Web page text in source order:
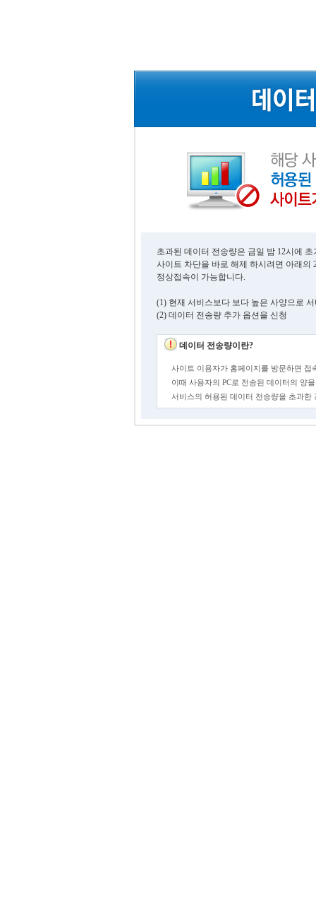
초과된 데이터 전송량은 금일 밤 12시에
사이트 차단을 바로 해제 하시려면 아래의
정상접속이 가능합니다.
(1) 현재 서비스보다 보다 높은 사양으로
(2) 데이터 전송량 추가 옵션을 신청
데이터 전송량이란?
사이트 이용자가 홈페이지를 방문하면 접
이때 사용자의 PC로 전송된 데이터의 양
서비스의 허용된 데이터 전송량을 초과